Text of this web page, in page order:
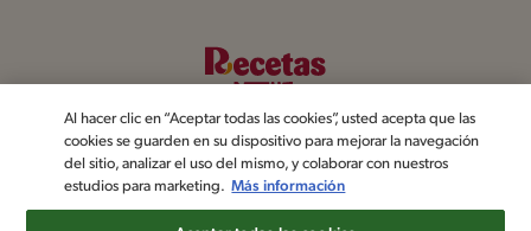
Al hacer clic en “Aceptar todas las cookies”, usted acepta que las
cookies se guarden en su dispositivo para mejorar la navegación
del sitio, analizar el uso del mismo, y colaborar con nuestros
estudios para marketing. Más información